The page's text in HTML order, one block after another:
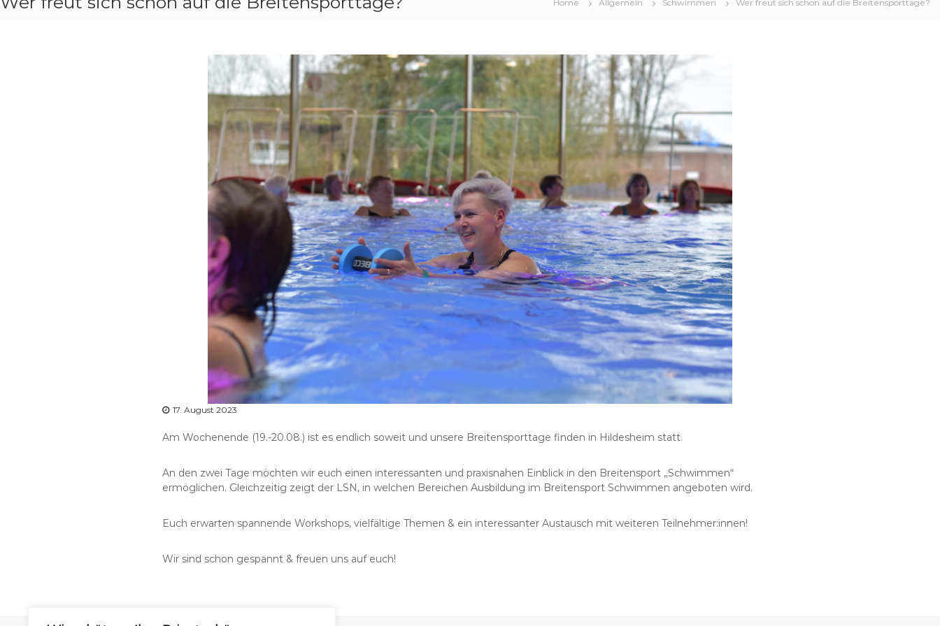
Home Allgemein Schwimmen Wer freut sich schon auf die Breitensporttage?
17. August 2023
Am Wochenende (19.-20.08.) ist es endlich soweit und unsere Breitensporttage finden in Hildesheim statt.
An den zwei Tage möchten wir euch einen interessanten und praxisnahen Einblick in den Breitensport „Schwimmen“
ermöglichen. Gleichzeitig zeigt der LSN, in welchen Bereichen Ausbildung im Breitensport Schwimmen angeboten wird.
Euch erwarten spannende Workshops, vielfältige Themen & ein interessanter Austausch mit weiteren Teilnehmer:innen!
Wir sind schon gespannt & freuen uns auf euch!